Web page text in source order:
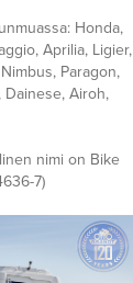
Honda,
Aprilia, Ligier,
Paragon,
Dainese, Airoh,
nimi on Bike
7)